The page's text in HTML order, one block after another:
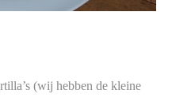
(wij hebben de kleine